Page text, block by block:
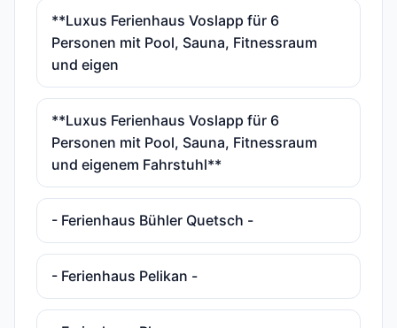
**Luxus Ferienhaus Voslapp für 6
Personen mit Pool, Sauna, Fitnessraum
und eigen
**Luxus Ferienhaus Voslapp für 6
Personen mit Pool, Sauna, Fitnessraum
und eigenem Fahrstuhl**
- Ferienhaus Bühler Quetsch -
- Ferienhaus Pelikan -